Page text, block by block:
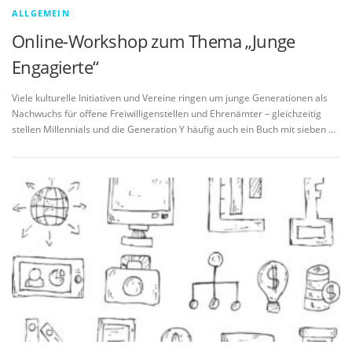
ALLGEMEIN
Online-Workshop zum Thema „Junge
Engagierte“
Viele kulturelle Initiativen und Vereine ringen um junge Generationen als
Nachwuchs für offene Freiwilligenstellen und Ehrenämter – gleichzeitig
stellen Millennials und die Generation Y häufig auch ein Buch mit sieben …